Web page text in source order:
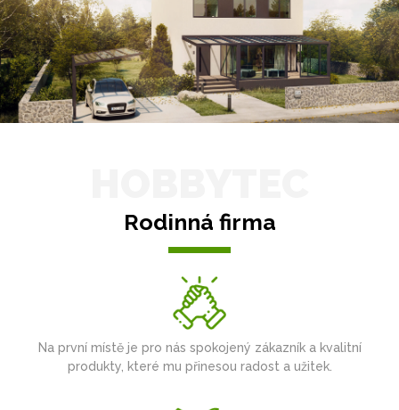
Rodinná firma
Na první místě je pro nás spokojený zákazník a kvalitní
produkty, které mu přinesou radost a užitek.